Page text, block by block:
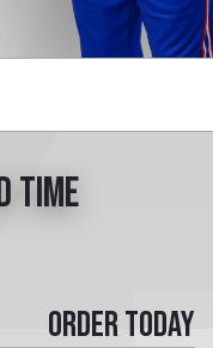
time
Order today